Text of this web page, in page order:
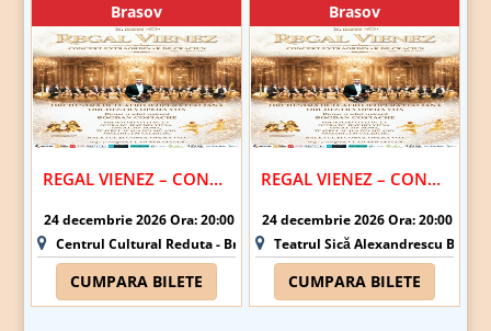
Brasov
REGAL VIENEZ – CONCERT EXTRAORDINAR DE CRACIUN | BRASOV
24 decembrie 2026 Ora: 20:00
Centrul Cultural Reduta - Brasov
CUMPARA BILETE
Brasov
REGAL VIENEZ – CONCERT EXTRAORDINAR DE CRACIUN | BRASOV
24 decembrie 2026 Ora: 20:00
Teatrul Sică Alexandrescu
CUMPARA BILETE